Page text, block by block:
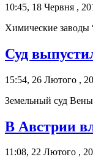
10:45, 18 Червня ,
Химические заводы
Суд
15:54, 26 Лютого ,
Земельный суд
В Австрии
11:08, 22 Лютого ,